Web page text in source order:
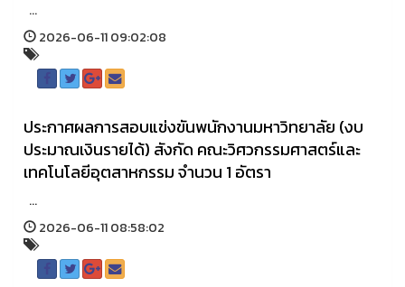
...
2026-06-11 09:02:08
ประกาศผลการสอบแข่งขันพนักงานมหาวิทยาลัย (งบ
ประมาณเงินรายได้) สังกัด คณะวิศวกรรมศาสตร์และ
เทคโนโลยีอุตสาหกรรม จำนวน 1 อัตรา
...
2026-06-11 08:58:02